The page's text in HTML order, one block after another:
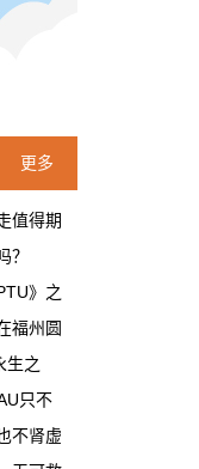
自担任
影，但
电影节
&影事
任何一
神演
量虽
典的是
&研究
闻速递
更多
值得期
？
》之
福州圆
生之
只不
不肾虚